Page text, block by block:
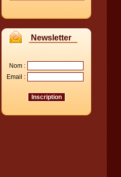
Newsletter
Nom :
Email :